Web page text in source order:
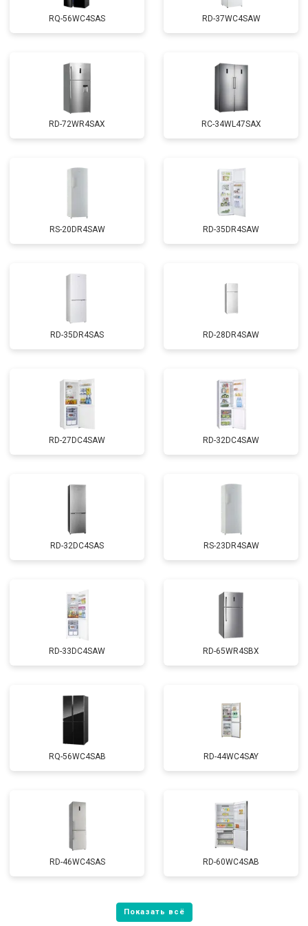
RQ-56WC4SAS RD-37WC4SAW
RD-72WR4SAX RС-34WL47SAX
RS-20DR4SAW RD-35DR4SAW
RD-35DR4SAS RD-28DR4SAW
RD-27DC4SAW RD-32DC4SAW
RD-32DC4SAS RS-23DR4SAW
RD-33DC4SAW RD-65WR4SBX
RQ-56WC4SAB RD-44WC4SAY
RD-46WC4SAS RD-60WC4SAB